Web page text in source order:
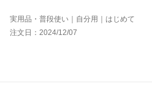
軽量のため、妻でも動かすことがで
記載されており、それに従えばでき
クローラータイプじゃないと滑るか
アスファルトに積もった雪や氷の
く軽いゆえに人が押す力で前に進
ホームセンターで販売されているＹ
プ！ 購入したのはブロックタイヤ
すごく心配でした。 全く問題なし！
今回、セール期間で購入出来たの
シューターの角度が手元で出来な
実用品・普段使い｜自分用｜はじめて
注文日：2024/12/07